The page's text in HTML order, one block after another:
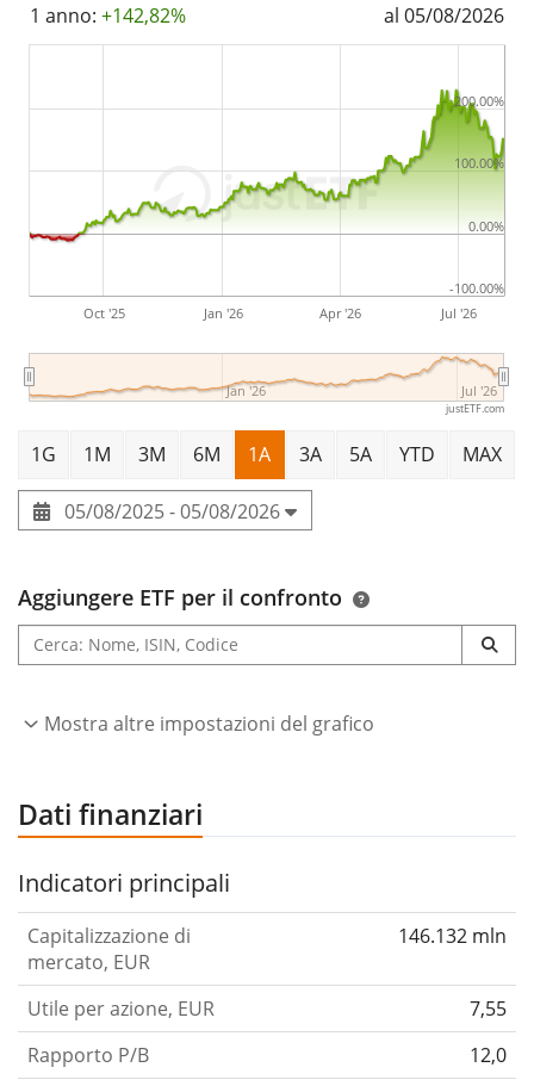
pulizia, wafer probers e altre attrezzature per la
produzione di semiconduttori. Il segmento
Apparecchiature per la produzione di FPD produce
coater/sviluppatori per la produzione di display a
schermo piatto e dispositivi di incisione/lavaggio al
plasma. Il segmento Altri comprende attività di
logistica, gestione delle strutture e assicurazione.
a Tokyo, in Giappone.
1 anno: +142,82% al 05/08/2026
Oct '25 Jan '26 Apr '26 Jul '26
Jan '26 Jul '26
-100.00%
0.00%
100.00%
200.00%
justETF.com
1G 1M 3M 6M 1A 3A 5A YTD MAX
05/08/2025 - 05/08/2026
Aggiungere ETF per il confronto
Mostra altre impostazioni del grafico
Dati finanziari
Indicatori principali
Capitalizzazione di
mercato, EUR
146.132 mln
Utile per azione, EUR
7,55
Rapporto P/B
12,0